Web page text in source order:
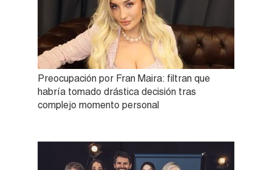
Preocupación por Fran Maira: filtran que
habría tomado drástica decisión tras
complejo momento personal